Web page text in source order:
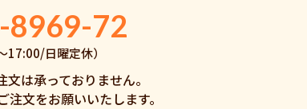
8969-72
17:00/日曜定休）
は承っておりません。
文をお願いいたします。